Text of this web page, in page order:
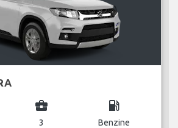
business_center
3
local_gas_station
Benzine